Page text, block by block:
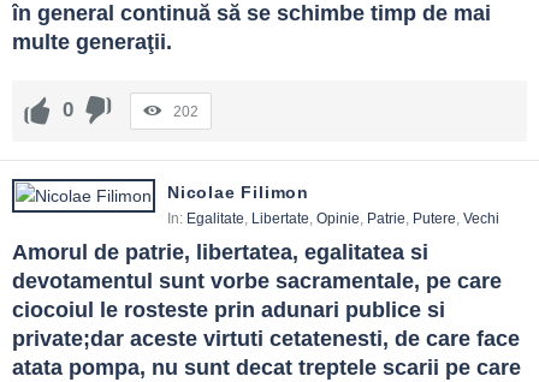
în general continuă să se schimbe timp de mai
multe generaţii.
0 202
Nicolae Filimon
In: Egalitate, Libertate, Opinie, Patrie, Putere, Vechi
Amorul de patrie, libertatea, egalitatea si
devotamentul sunt vorbe sacramentale, pe care
ciocoiul le rosteste prin adunari publice si
private;dar aceste virtuti cetatenesti, de care face
atata pompa, nu sunt decat treptele scarii pe care